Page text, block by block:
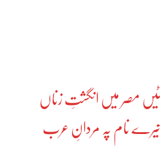
مصر میں انگشتِ زناں
نام پہ مردانِ عرب